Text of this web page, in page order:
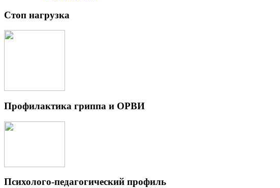
Стоп нагрузка
Профилактика гриппа и ОРВИ
Психолого-педагогический профиль